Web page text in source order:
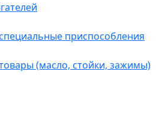
приспособления
(масло, стойки, зажимы)